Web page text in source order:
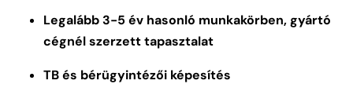
Legalább 3-5 év hasonló munkakörben, gyártó
cégnél szerzett tapasztalat
TB és bérügyintézői képesítés